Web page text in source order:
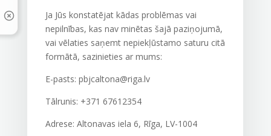
Ja Jūs konstatējat kādas problēmas vai
nepilnības, kas nav minētas šajā paziņojumā,
vai vēlaties saņemt nepiekļūstamo saturu citā
formātā, sazinieties ar mums:
E-pasts: pbjcaltona@riga.lv
Tālrunis: +371 67612354
Adrese: Altonavas iela 6, Rīga, LV-1004